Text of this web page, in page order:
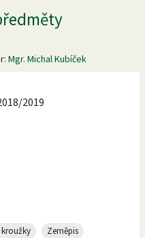
Mgr. Michal Kubíček
2019
Zeměpis